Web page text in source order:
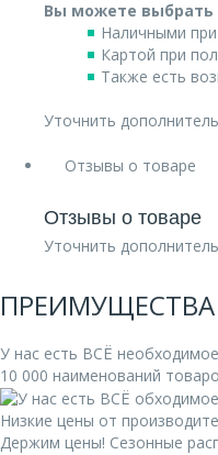
Вы можете выбрать
Наличными
Картой при
Также есть
Уточнить
Отзывы о товаре
Отзывы о товаре
Уточнить
ПРЕИМУЩЕСТВА
У нас есть ВСЁ
10 000 наименований
Низкие цены от
Держим цены! Сезонные